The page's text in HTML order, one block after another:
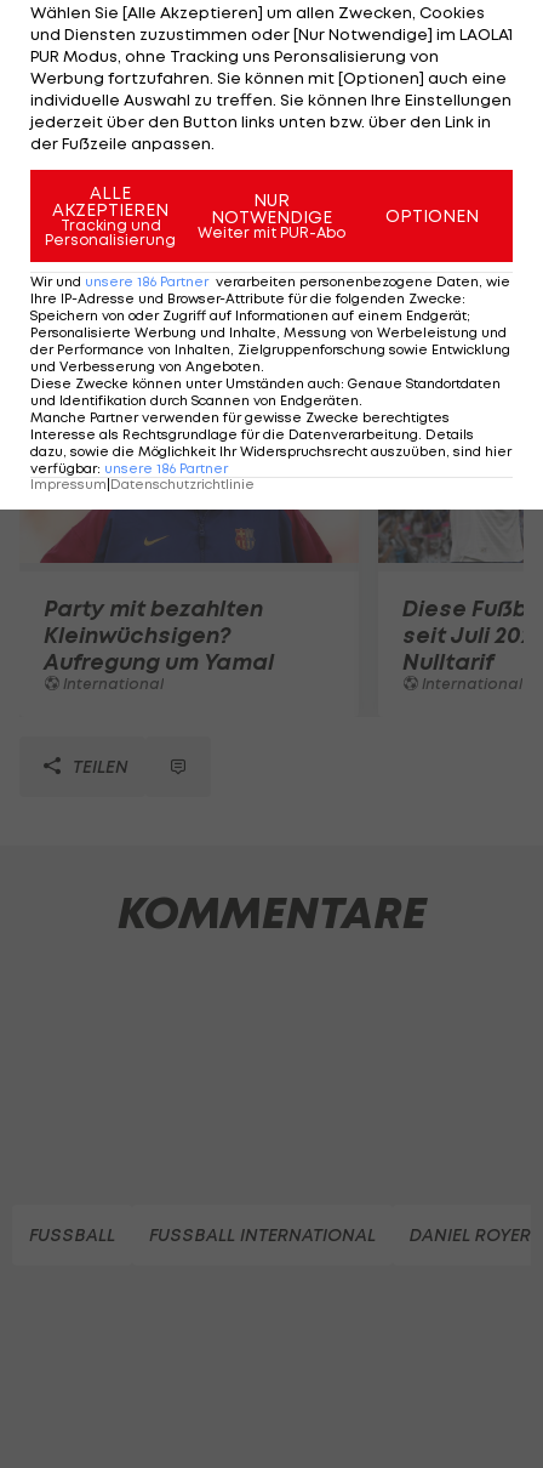
Runden unterbrochen worden. Einen angepeilten
Termin für einen Neustart gibt es nicht.
Der legendäre Durchmarsch des FC
Wacker Tirol I #Zwarakonferenz History
Zwarakonferenz
Mehr zum Thema
Party mit bezahlten
Kleinwüchsigen?
Aufregung um Yamal
International
Diese
seit Juli
Nulltarif
International
TEILEN
KOMMENTARE
FUSSBALL FUSSBALL INTERNATIONAL DANIEL ROYER
Wählen Sie [Alle Akzeptieren] um allen Zwecken, Cookies
und Diensten zuzustimmen oder [Nur Notwendige] im LAOLA1
PUR Modus, ohne Tracking uns Peronsalisierung von
Werbung fortzufahren. Sie können mit [Optionen] auch eine
individuelle Auswahl zu treffen. Sie können Ihre Einstellungen
jederzeit über den Button links unten bzw. über den Link in
der Fußzeile anpassen.
ALLE
AKZEPTIEREN
Tracking und
Personalisierung
NUR
NOTWENDIGE
Weiter mit PUR-Abo
OPTIONEN
Wir und unsere 186 Partner verarbeiten personenbezogene Daten, wie
Ihre IP-Adresse und Browser-Attribute für die folgenden Zwecke:
Speichern von oder Zugriff auf Informationen auf einem Endgerät;
Personalisierte Werbung und Inhalte, Messung von Werbeleistung und
der Performance von Inhalten, Zielgruppenforschung sowie Entwicklung
und Verbesserung von Angeboten
Diese Zwecke können unter Umständen auch: Genaue Standortdaten
und Identifikation durch Scannen von Endgeräten
Manche Partner verwenden für gewisse Zwecke berechtigtes
Interesse als Rechtsgrundlage für die Datenverarbeitung. Details
dazu, sowie die Möglichkeit Ihr Widerspruchsrecht auszuüben, sind hier
verfügbar: unsere 186 Partner
Impressum|Datenschutzrichtlinie